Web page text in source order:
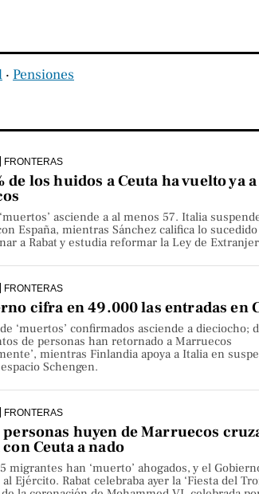
‧ Pensiones
FRONTERAS
de los huidos a Ceuta ha vuelto ya a
asciende a al menos 57. Italia
España, mientras Sánchez califica lo sucedido
a Rabat y estudia reformar la Ley de
FRONTERAS
cifra en 49.000 las entradas en
‘muertos’ confirmados asciende a dieciocho;
de personas han retornado a Marruecos
mientras Finlandia apoya a Italia en
Schengen.
FRONTERAS
personas huyen de Marruecos
Ceuta a nado
migrantes han ‘muerto’ ahogados, y el
Ejército. Rabat celebraba ayer la ‘Fiesta del